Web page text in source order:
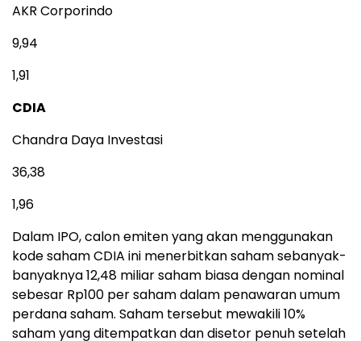
AKR Corporindo
9,94
1,91
CDIA
Chandra Daya Investasi
36,38
1,96
Dalam IPO, calon emiten yang akan menggunakan
kode saham CDIA ini menerbitkan saham sebanyak-
banyaknya 12,48 miliar saham biasa dengan nominal
sebesar Rp100 per saham dalam penawaran umum
perdana saham. Saham tersebut mewakili 10%
saham yang ditempatkan dan disetor penuh setelah